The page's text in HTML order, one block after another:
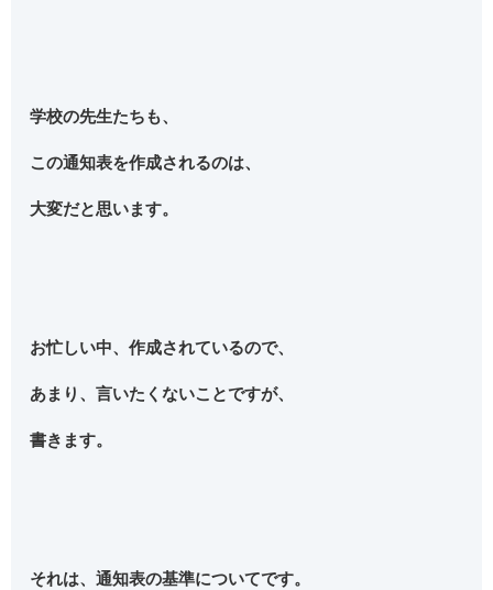
学校の先生たちも、
この通知表を作成されるのは、
大変だと思います。
お忙しい中、作成されているので、
あまり、言いたくないことですが、
書きます。
それは、通知表の基準についてです。